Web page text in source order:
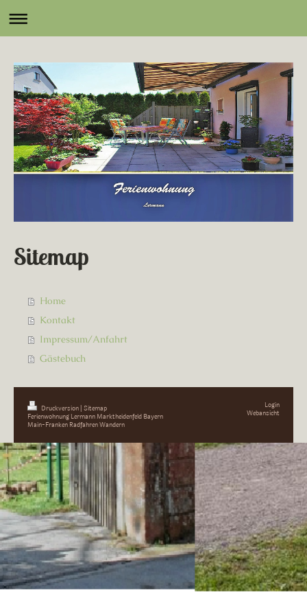
Sitemap
Home
Kontakt
Impressum/Anfahrt
Gästebuch
Druckversion| Sitemap
Ferienwohnung Lermann Marktheidenfeld Bayern
Main-Franken Radfahren Wandern
Login
Webansicht